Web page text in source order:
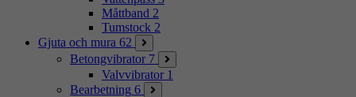
Måttband 2
Tumstock 2
Gjuta och mura 62
Betongvibrator 7
Valvvibrator 1
Bearbetning 6